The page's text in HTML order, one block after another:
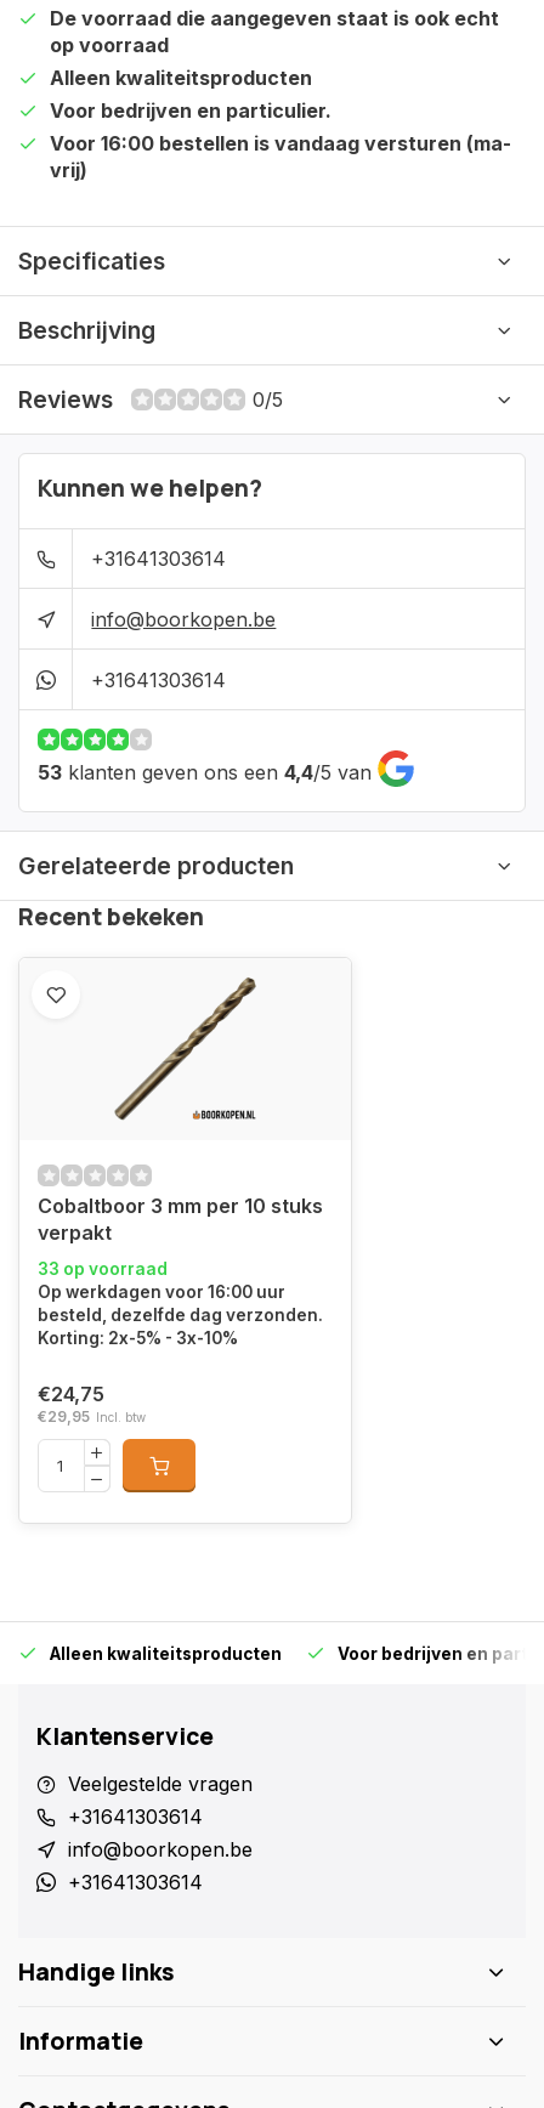
De voorraad die aangegeven staat is ook echt
op voorraad
Alleen kwaliteitsproducten
Voor bedrijven en particulier.
Voor 16:00 bestellen is vandaag versturen (ma-
vrij)
Specificaties
Beschrijving
Reviews 0/5
Kunnen we helpen?
+31641303614
info@boorkopen.be
+31641303614
53 klanten geven ons een 4,4/5 van
Gerelateerde producten
Recent bekeken
Cobaltboor 3 mm per 10 stuks
verpakt
33 op voorraad
Op werkdagen voor 16:00 uur
besteld, dezelfde dag verzonden.
Korting: 2x-5% - 3x-10%
€24,75
€29,95 Incl. btw
Alleen kwaliteitsproducten Voor bedrijven en
Klantenservice
Veelgestelde vragen
+31641303614
info@boorkopen.be
+31641303614
Handige links
Informatie